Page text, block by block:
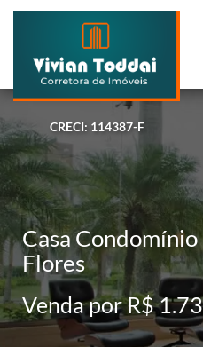
CRECI: 114387-F
Casa
Flores
Venda por R$